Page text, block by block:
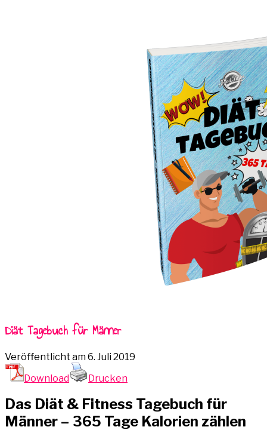
Diät Tagebuch für Männer
Veröffentlicht am6. Juli 2019
Download
Drucken
Das Diät & Fitness Tagebuch für
Männer – 365 Tage Kalorien zählen